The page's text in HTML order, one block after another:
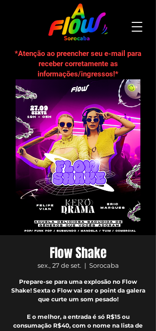
*Atenção ao preencher seu e-mail para
receber corretamente as
informações/ingressos!*
Flow Shake
sex., 27 de set.
  |
Sorocaba
Prepare-se para uma explosão no Flow
Shake! Sexta o Flow vai ser o point da galera
que curte um som pesado!
E o melhor, a entrada é só R$15 ou
consumação R$40, com o nome na lista de